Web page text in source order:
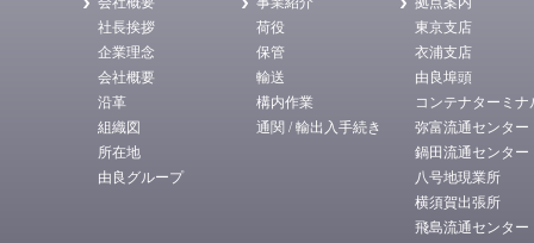
社長挨拶
企業理念
会社概要
沿革
組織図
所在地
由良グループ
荷役
保管
輸送
構内作業
通関 / 輸出入手続き
東京支店
衣浦支店
由良埠頭
コンテナターミナ
弥富流通センター
鍋田流通センター
八号地現業所
横須賀出張所
飛島流通センター